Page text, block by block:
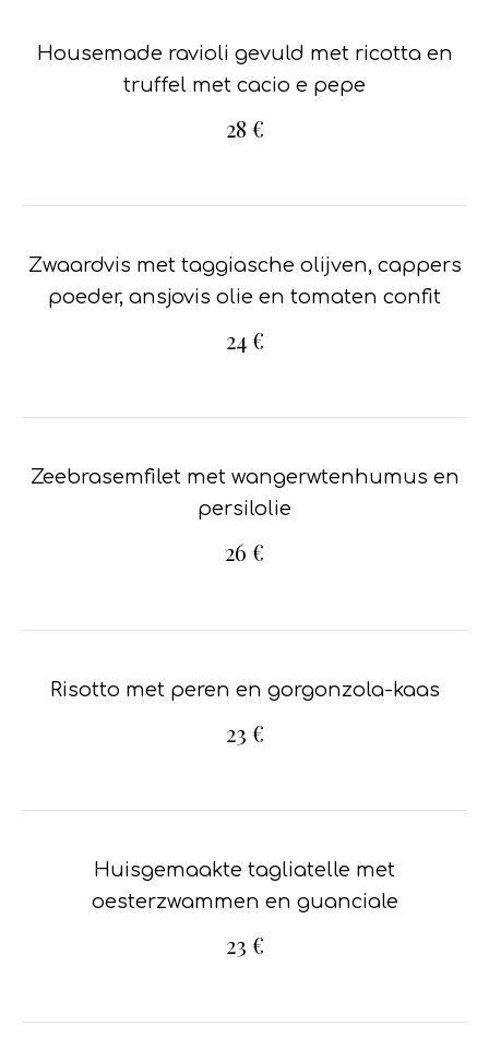
Housemade ravioli gevuld met ricotta en
truffel met cacio e pepe
28 €
Zwaardvis met taggiasche olijven, cappers
poeder, ansjovis olie en tomaten confit
24 €
Zeebrasemfilet met wangerwtenhumus en
persilolie
26 €
Risotto met peren en gorgonzola-kaas
23 €
Huisgemaakte tagliatelle met
oesterzwammen en guanciale
23 €